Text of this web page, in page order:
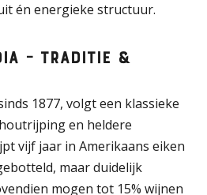
én energieke structuur.
– Traditie &
1877, volgt een klassieke
en heldere
vijf jaar in Amerikaans eiken
maar duidelijk
mogen tot 15% wijnen